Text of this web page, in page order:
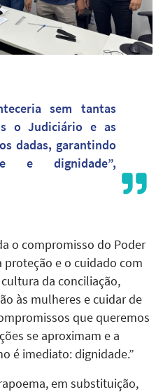
sem tantas
o Judiciário e as
dadas, garantindo
e dignidade”,
o compromisso do Poder
e o cuidado com
cultura da conciliação,
às mulheres e cuidar de
que queremos
se aproximam e a
é imediato: dignidade.”
em substituição,